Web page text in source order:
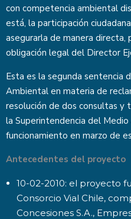
con competencia ambiental
está, la participación
asegurarla de manera directa,
obligación legal del Director
Esta es la segunda sentencia
Ambiental en materia de
resolución de dos consultas y
la Superintendencia del
funcionamiento en marzo de
Antecedentes del proyecto
10-02-2010: el proyecto
Consorcio Vial Chile,
Concesiones S.A.,